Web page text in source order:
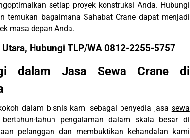
setiap proyek konstruksi Anda. Hubungi
bagaimana Sahabat Crane dapat menjadi
masa depan Anda.
Utara, Hubungi TLP/WA 0812-2255-5757
dalam Jasa Sewa Crane di
dalam bisnis kami sebagai penyedia jasa sewa
tahun pengalaman dalam skala besar di
pelanggan dan membuktikan kehandalan kami